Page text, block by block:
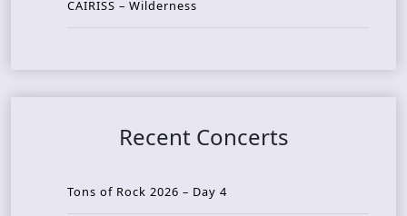
CAIRISS – Wilderness
Recent Concerts
Tons of Rock 2026 – Day 4